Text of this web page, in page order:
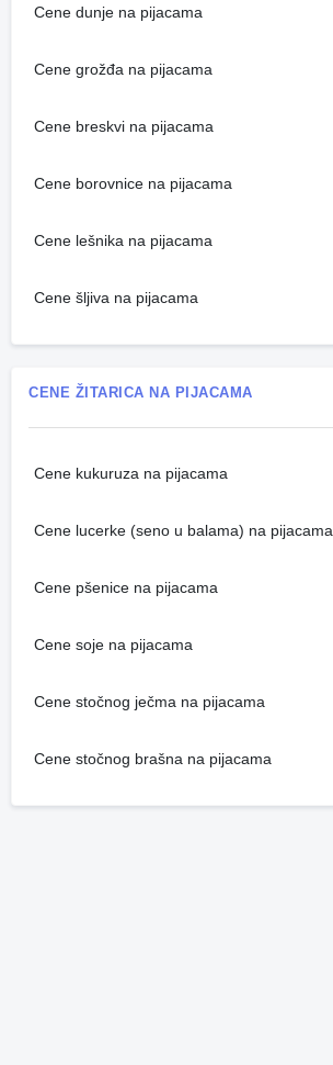
Cene dunje na pijacama
Cene grožđa na pijacama
Cene breskvi na pijacama
Cene borovnice na pijacama
Cene lešnika na pijacama
Cene šljiva na pijacama
CENE ŽITARICA NA PIJACAMA
Cene kukuruza na pijacama
Cene lucerke (seno u balama) na pijacama
Cene pšenice na pijacama
Cene soje na pijacama
Cene stočnog ječma na pijacama
Cene stočnog brašna na pijacama